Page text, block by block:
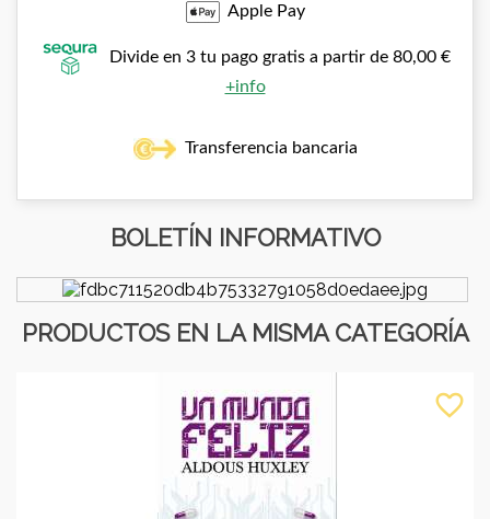
Apple Pay
Divide en 3 tu pago gratis a partir de 80,00 €
+info
Transferencia bancaria
BOLETÍN INFORMATIVO
PRODUCTOS EN LA MISMA CATEGORÍA
favorite_border